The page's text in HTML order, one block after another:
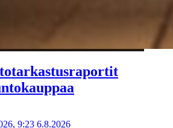
9:23 6.8.2026